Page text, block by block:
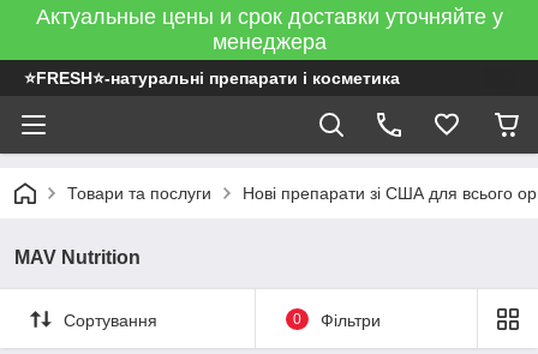
Актуальные цены и срок доставки уточняйте у
менеджера
⭐FRESH⭐-натуральні препарати і косметика
Товари та послуги Нові препарати зі США для всього
MAV Nutrition
Сортування 0 Фільтри